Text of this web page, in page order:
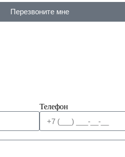
Перезвоните мне
Телефон